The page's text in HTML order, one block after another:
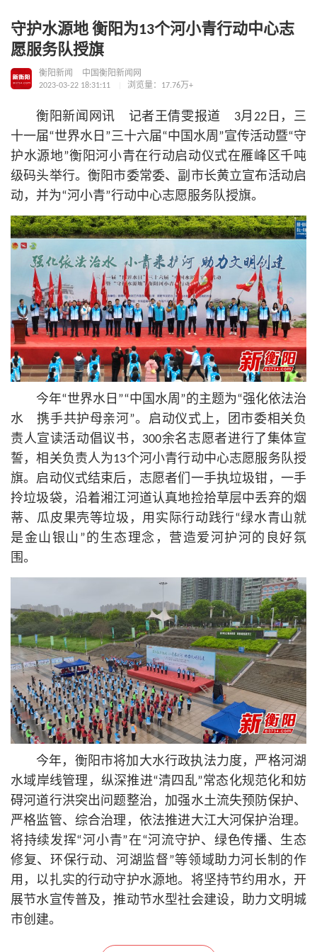
守护水源地 衡阳为13个河小青行动中心志
愿服务队授旗
衡阳新闻
中国衡阳新闻网
2023-03-22 18:31:11
浏览量：17.76万+
衡阳新闻网讯 记者王倩雯报道 3月22日，三
十一届“世界水日”三十六届“中国水周”宣传活动暨“守
护水源地”衡阳河小青在行动启动仪式在雁峰区千吨
级码头举行。衡阳市委常委、副市长黄立宣布活动启
动，并为“河小青”行动中心志愿服务队授旗。
今年“世界水日”“中国水周”的主题为“强化依法治
水 携手共护母亲河”。启动仪式上，团市委相关负
责人宣读活动倡议书，300余名志愿者进行了集体宣
誓，相关负责人为13个河小青行动中心志愿服务队授
旗。启动仪式结束后，志愿者们一手执垃圾钳，一手
拎垃圾袋，沿着湘江河道认真地捡拾草层中丢弃的烟
蒂、瓜皮果壳等垃圾，用实际行动践行“绿水青山就
是金山银山”的生态理念，营造爱河护河的良好氛
围。
今年，衡阳市将加大水行政执法力度，严格河湖
水域岸线管理，纵深推进“清四乱”常态化规范化和妨
碍河道行洪突出问题整治，加强水土流失预防保护、
严格监管、综合治理，依法推进大江大河保护治理。
将持续发挥“河小青”在“河流守护、绿色传播、生态
修复、环保行动、河湖监督”等领域助力河长制的作
用，以扎实的行动守护水源地。将坚持节约用水，开
展节水宣传普及，推动节水型社会建设，助力文明城
市创建。